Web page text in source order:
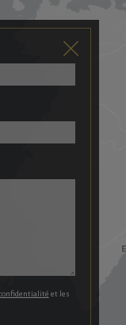
et les